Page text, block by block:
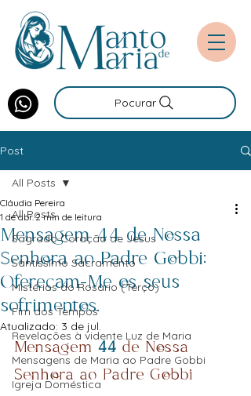
Pocurar
Post
All Posts
Sagrado Coração de Jesus
Santíssimo Sacramento
Mistérios do Rosário (Terço)
Fim dos Tempos
Revelações à vidente Luz de Maria
Mensagens de Maria ao Padre Gobbi
Igreja Doméstica
All Posts
Mensagem 44 de Nossa
Senhora ao Padre Gobbi:
Ofereçam-Me os seus
sofrimentos.
Cláudia Pereira
1 de abr.2 min de leitura
Atualizado: 3 de jul.
Mensagem 44 de Nossa
Senhora ao Padre Gobbi